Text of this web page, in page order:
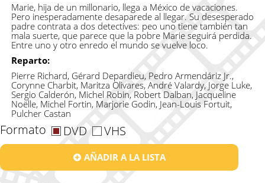
Marie, hija de un millonario, llega a México de vacaciones.
Pero inesperadamente desaparede al llegar. Su desesperado
padre contrata a dos detectives: peo uno tiene también tan
mala suerte, que parece que la pobre Marie seguirá perdida.
Entre uno y otro enredo el mundo se vuelve loco.
Reparto:
Pierre Richard, Gérard Depardieu, Pedro Armendáriz Jr.,
Corynne Charbit, Maritza Olivares, André Valardy, Jorge Luke,
Sergio Calderón, Michel Robin, Robert Dalban, Jacqueline
Noëlle, Michel Fortin, Marjorie Godin, Jean-Louis Fortuit,
Pulcher Castan
Formato DVD VHS
AÑADIR A LA LISTA